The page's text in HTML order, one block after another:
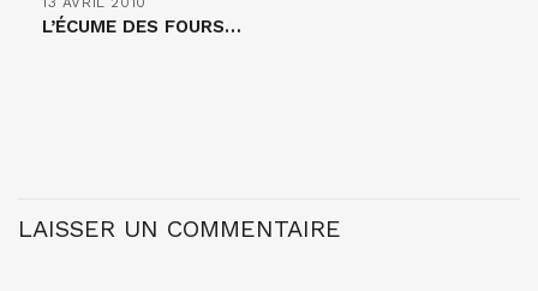
L’ÉCUME DES FOURS…
LAISSER UN COMMENTAIRE